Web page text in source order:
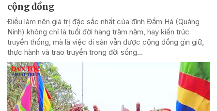
cộng đồng
Điều làm nên giá trị đặc sắc nhất của đình Đầm Hà (Quảng
Ninh) không chỉ là tuổi đời hàng trăm năm, hay kiến trúc
truyền thống, mà là việc di sản vẫn được cộng đồng gìn giữ,
thực hành và trao truyền trong đời sống...